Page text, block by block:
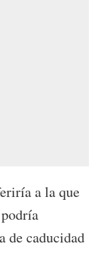
a la que
de caducidad